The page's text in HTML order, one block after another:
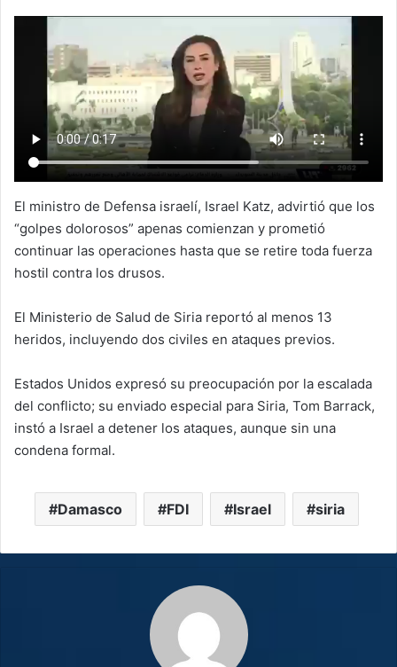
El ministro de Defensa israelí, Israel Katz, advirtió que los
“golpes dolorosos” apenas comienzan y prometió
continuar las operaciones hasta que se retire toda fuerza
hostil contra los drusos.
El Ministerio de Salud de Siria reportó al menos 13
heridos, incluyendo dos civiles en ataques previos.
Estados Unidos expresó su preocupación por la escalada
del conflicto; su enviado especial para Siria, Tom Barrack,
instó a Israel a detener los ataques, aunque sin una
condena formal.
Damasco FDI Israel siria